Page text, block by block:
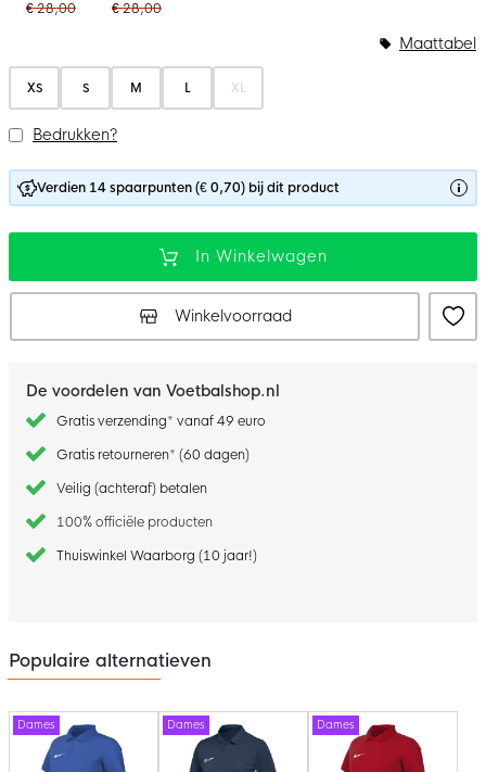
€ 28,00
€ 28,00
XS S M L XL
Maattabel
Bedrukken?
Verdien 14 spaarpunten (€ 0,70) bij dit product
In Winkelwagen
Winkelvoorraad
De voordelen van Voetbalshop.nl
Gratis verzending* vanaf 49 euro
Gratis retourneren* (60 dagen)
Veilig (achteraf) betalen
100% officiële producten
Thuiswinkel Waarborg (10 jaar!)
Populaire alternatieven
Dames Dames Dames